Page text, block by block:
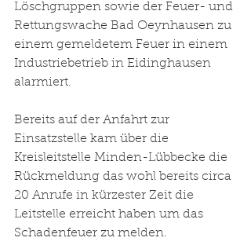
Löschgruppen sowie der Feuer- und
Rettungswache Bad Oeynhausen zu
einem gemeldetem Feuer in einem
Industriebetrieb in Eidinghausen
alarmiert.
Bereits auf der Anfahrt zur
Einsatzstelle kam über die
Kreisleitstelle Minden-Lübbecke die
Rückmeldung das wohl bereits circa
20 Anrufe in kürzester Zeit die
Leitstelle erreicht haben um das
Schadenfeuer zu melden.